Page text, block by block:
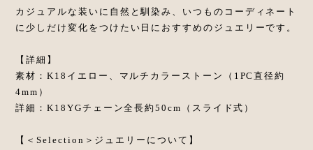
カジュアルな装いに自然と馴染み、いつものコーディネート
に少しだけ変化をつけたい日におすすめのジュエリーです。
【詳細】
素材：K18イエロー、マルチカラーストーン（1PC直径約
4mm）
詳細：K18YGチェーン全長約50cm（スライド式）
【＜Selection＞ジュエリーについて】